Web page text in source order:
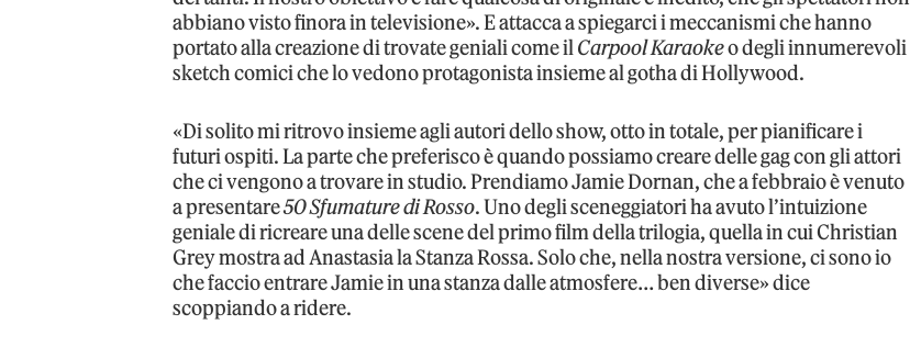
abbiano visto finora in televisione». E attacca a spiegarci i meccanismi che hanno
portato alla creazione di trovate geniali come ilCarpool Karaokeo degli innumerevoli
sketch comici che lo vedono protagonista insieme al gotha di Hollywood.
«Di solito mi ritrovo insieme agli autori dello show, otto in totale, per pianificare i
futuri ospiti. La parte che preferisco è quando possiamo creare delle gag con gli attori
che ci vengono a trovare in studio. Prendiamo Jamie Dornan, che a febbraio è venuto
a presentare50 Sfumature di Rosso. Uno degli sceneggiatori ha avuto l’intuizione
geniale di ricreare una delle scene del primo film della trilogia, quella in cui Christian
Grey mostra ad Anastasia la Stanza Rossa. Solo che, nella nostra versione, ci sono io
che faccio entrare Jamie in una stanza dalle atmosfere… ben diverse» dice
scoppiando a ridere.